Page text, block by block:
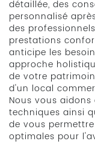
détaillée, des
personnalisé
des
prestations
anticipe les
approche
de votre
d'un local
Nous vous
techniques ainsi
de vous
optimales pour